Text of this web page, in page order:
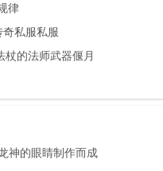
律
私服私服
杖的法师武器偃月
神的眼睛制作而成